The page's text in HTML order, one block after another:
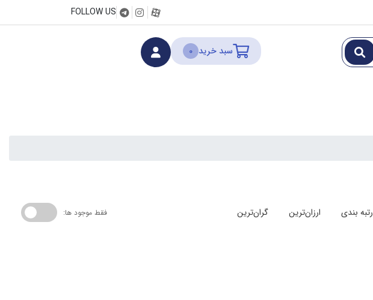
FOLLOW US
سبد خرید 0
رتبه بندی ارزان‌ترین گران‌ترین فقط موجود ها: